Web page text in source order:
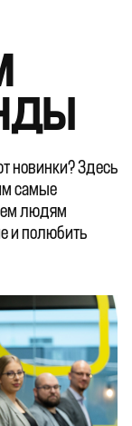
новинки? Здесь
самые
людям
и полюбить